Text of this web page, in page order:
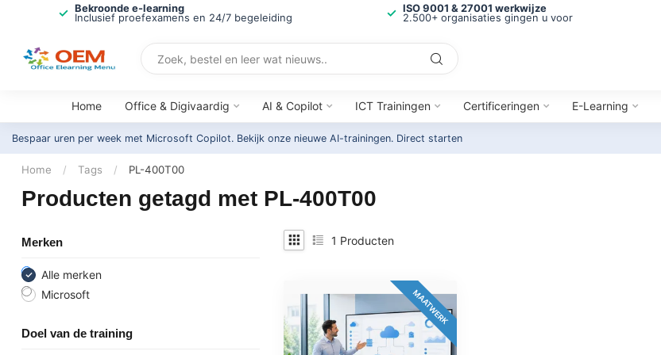
Bekroonde e-learning
Inclusief proefexamens en 24/7 begeleiding
ISO 9001 & 27001 werkwijze
2.500+ organisaties gingen u voor
Home Office & Digivaardig AI & Copilot ICT Trainingen Certificeringen E-Learning
Bespaar uren per week met Microsoft Copilot. Bekijk onze nieuwe AI-trainingen. Direct starten
Home / Tags / PL-400T00
Producten getagd met PL-400T00
Merken
Alle merken
Microsoft
Doel van de training
1 Producten
MAATWERK